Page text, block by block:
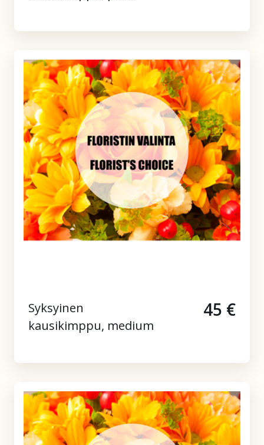
Syksyinen
kausikimppu, medium
45 €